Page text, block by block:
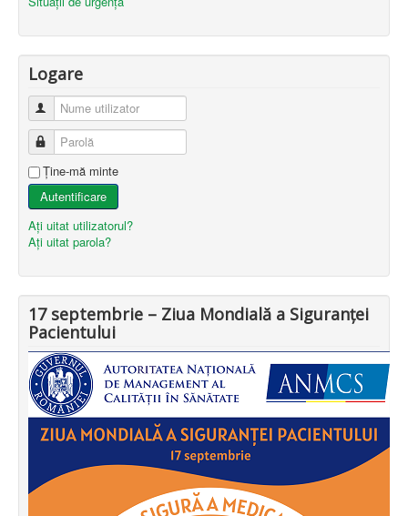
Logare
Nume utilizator
Parolă
Ţine-mă minte
Autentificare
Aţi uitat utilizatorul?
Aţi uitat parola?
17 septembrie – Ziua Mondială a Siguranței
Pacientului